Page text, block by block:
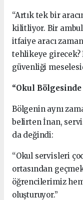
“Artık tek bir
kilitliyor. Bir
itfaiye aracı
tehlikeye girecek?
güvenliği
“Okul Bölgesinde
Bölgenin aynı
belirten İnan,
da değindi:
“Okul servisleri
ortasından
öğrencilerimiz
oluşturuyor.”